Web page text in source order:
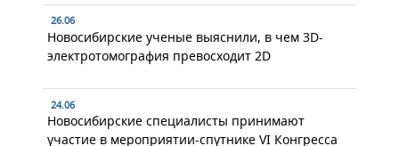
26.06
Новосибирские ученые выяснили, в чем 3D-
электротомография превосходит 2D
24.06
Новосибирские специалисты принимают
участие в мероприятии-спутнике VI Конгресса